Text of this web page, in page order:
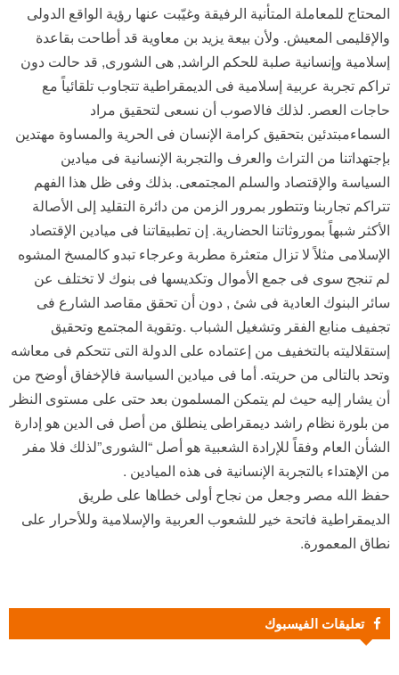
المحتاج للمعاملة المتأنية الرفيقة وغيّبت عنها رؤية الواقع الدولى
والإقليمى المعيش. ولأن بيعة يزيد بن معاوية قد أطاحت بقاعدة
إسلامية وإنسانية صلبة للحكم الراشد, هى الشورى, قد حالت دون
تراكم تجربة عربية إسلامية فى الديمقراطية تتجاوب تلقائياً مع
حاجات العصر. لذلك فالاصوب أن نسعى لتحقيق مراد
السماءمبتدئين بتحقيق كرامة الإنسان فى الحرية والمساوة مهتدين
بإجتهداتنا من التراث والعرف والتجربة الإنسانية فى ميادين
السياسة والإقتصاد والسلم المجتمعى. بذلك وفى ظل هذا الفهم
تتراكم تجاربنا وتتطور بمرور الزمن من دائرة التقليد إلى الأصالة
الأكثر شبهاً بموروثاتنا الحضارية. إن تطبيقاتنا فى ميادين الإقتصاد
الإسلامى مثلاً لا تزال متعثرة مطربة وعرجاء تبدو كالمسخ المشوه
لم تنجح سوى فى جمع الأموال وتكديسها فى بنوك لا تختلف عن
سائر البنوك العادية فى شئ , دون أن تحقق مقاصد الشارع فى
تجفيف منابع الفقر وتشغيل الشباب .وتقوية المجتمع وتحقيق
إستقلاليته بالتخفيف من إعتماده على الدولة التى تتحكم فى معاشه
وتحد بالتالى من حريته. أما فى ميادين السياسة فالإخفاق أوضح من
أن يشار إليه حيث لم يتمكن المسلمون بعد حتى على مستوى النظر
من بلورة نظام راشد ديمقراطى ينطلق من أصل فى الدين هو إدارة
الشأن العام وفقاً للإرادة الشعبية هو أصل “الشورى”لذلك فلا مفر
من الإهتداء بالتجربة الإنسانية فى هذه الميادين .
حفظ الله مصر وجعل من نجاح أولى خطاها على طريق
الديمقراطية فاتحة خير للشعوب العربية والإسلامية وللأحرار على
نطاق المعمورة.
تعليقات الفيسبوك